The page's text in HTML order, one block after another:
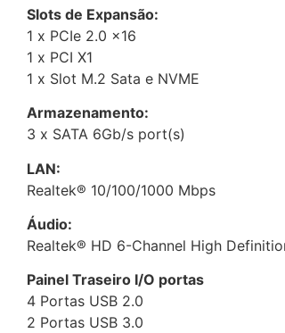
Slots de Expansão:
1 x PCIe 2.0 x16
1 x PCI X1
1 x Slot M.2 Sata e NVME
Armazenamento:
3 x SATA 6Gb/s port(s)
LAN:
Realtek® 10/100/1000 Mbps
Áudio:
Realtek® HD 6-Channel High
Painel Traseiro I/O portas
4 Portas USB 2.0
2 Portas USB 3.0